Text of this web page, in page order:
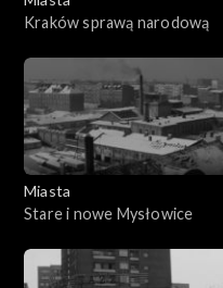
Kraków sprawą narodową
Miasta
Stare i nowe Mysłowice